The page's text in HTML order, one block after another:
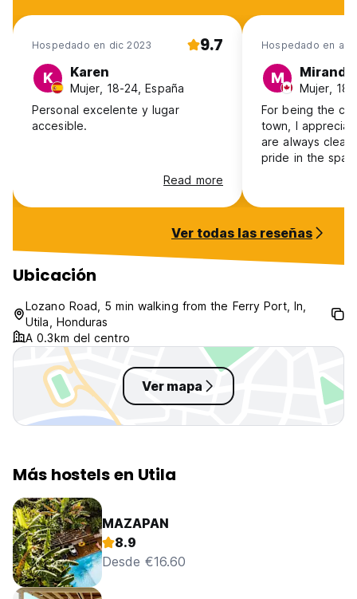
Hospedado en dic 2023 9.7
K Karen
Mujer, 18-24, España
Personal excelente y lugar
accesible.
Read more
Hospedado en abr
M Miranda
Mujer,
For being the
town, I
are always
pride in the
keep up the
Ver todas las reseñas
Ubicación
Lozano Road, 5 min walking from the Ferry Port, In,
Utila, Honduras
A 0.3km del centro
Ver mapa
Más hostels en Utila
MAZAPAN
8.9
Desde €16.60